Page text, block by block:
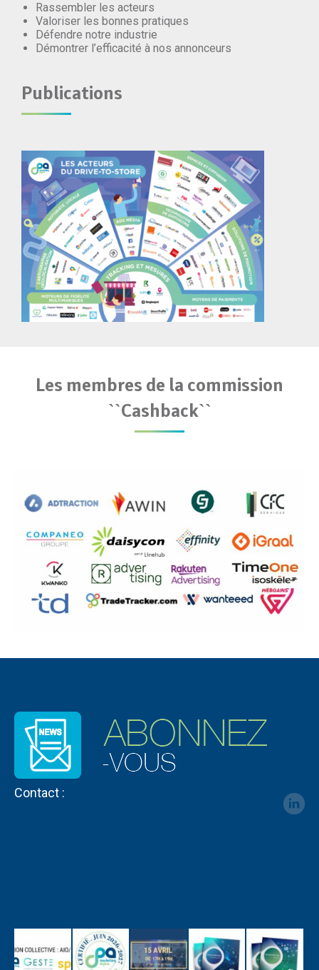
Rassembler les acteurs
Valoriser les bonnes pratiques
Défendre notre industrie
Démontrer l’efficacité à nos annonceurs
Publications
Les membres de la commission
``Cashback``
Contact :